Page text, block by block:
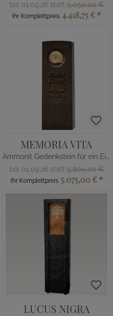
bis 01.09.26 statt5.050,00 €
Ihr Komplettpreis 4.418,75 € *
MEMORIA VITA
Ammonit Gedenkstein für ein Einzelgrab - Granit
bis 01.09.26 statt5.800,00 €
Ihr Komplettpreis 5.075,00 € *
LUCUS NIGRA